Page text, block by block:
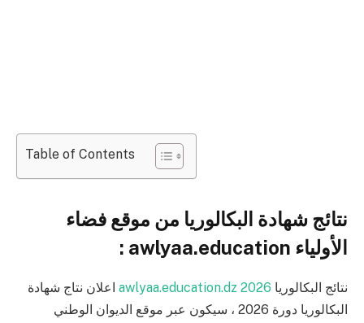
Table of Contents
نتائج شهادة البكالوريا من موقع فضاء
الأولياء awlyaa.education :
نتائج البكالوريا
اعلان نتاج شهادة
البكالوريا دورة 2026 ، سيكون عبر موقع الديوان الوطني